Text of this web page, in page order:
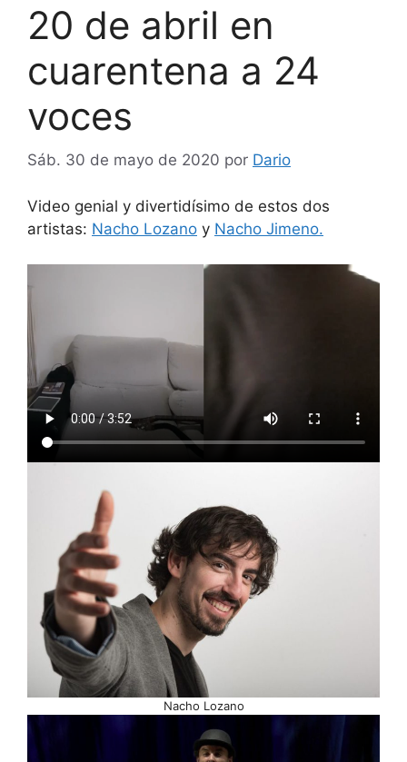
20 de abril en
cuarentena a 24
voces
Sáb. 30 de mayo de 2020 por Dario
Video genial y divertidísimo de estos dos
artistas: Nacho Lozano y Nacho Jimeno.
Nacho Lozano